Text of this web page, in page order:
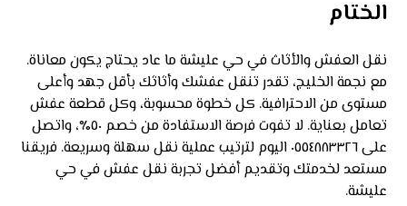
الختام
نقل العفش والأثاث في حي عليشة ما عاد يحتاج يكون معاناة.
مع نجمة الخليج، تقدر تنقل عفشك وأثاثك بأقل جهد وأعلى
مستوى من الاحترافية. كل خطوة محسوبة، وكل قطعة عفش
تعامل بعناية. لا تفوت فرصة الاستفادة من خصم ٥٠٪، واتصل
على ٠٥٥٤٨٨٣٣٢٦ اليوم لترتيب عملية نقل سهلة وسريعة. فريقنا
مستعد لخدمتك وتقديم أفضل تجربة نقل عفش في حي
عليشة.